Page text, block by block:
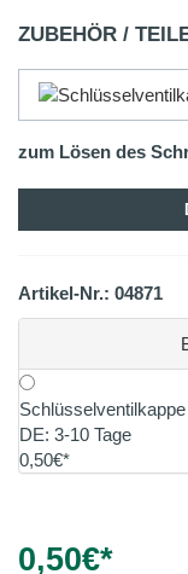
ZUBEHÖR /
zum Lösen des
Artikel-Nr.: 04871
DE: 3-10 Tage
0,50€*
0,50€*